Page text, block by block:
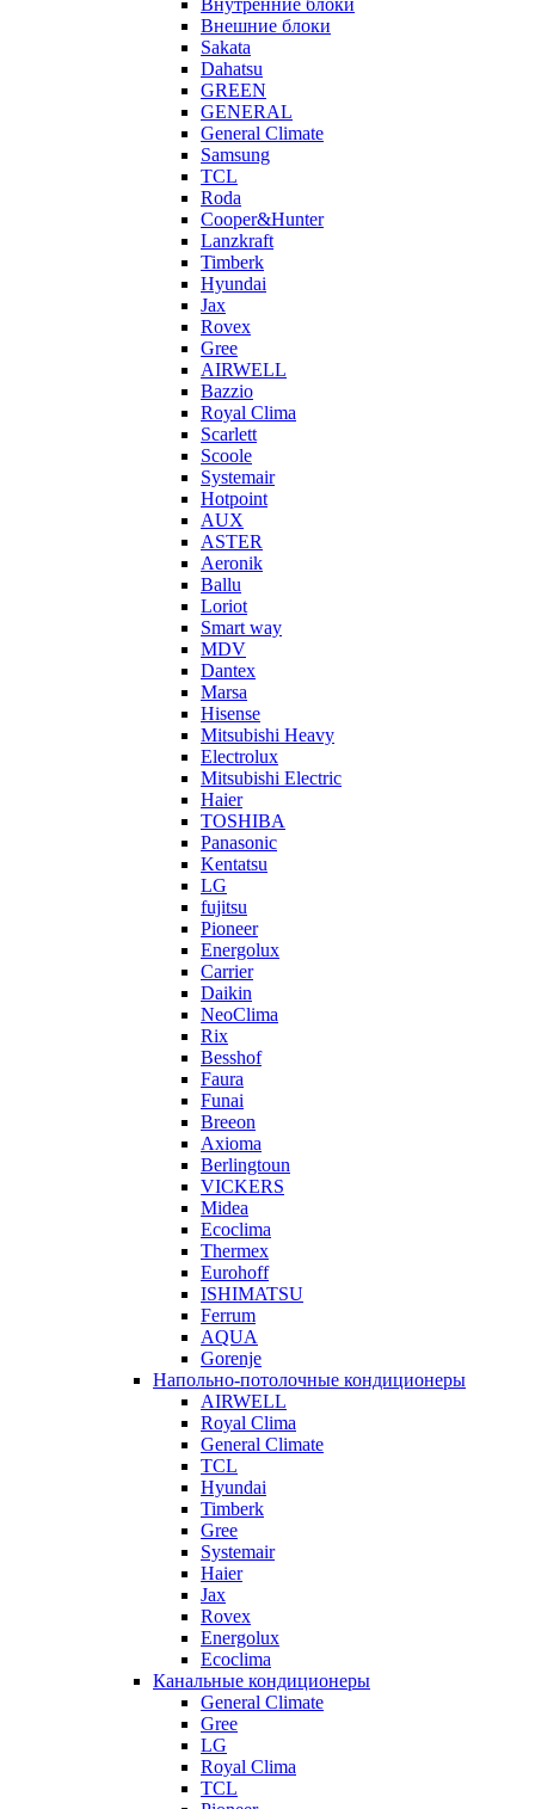
Внутренние блоки
Внешние блоки
Sakata
Dahatsu
GREEN
GENERAL
General Climate
Samsung
TCL
Roda
Cooper&Hunter
Lanzkraft
Timberk
Hyundai
Jax
Rovex
Gree
AIRWELL
Bazzio
Royal Clima
Scarlett
Scoole
Systemair
Hotpoint
AUX
ASTER
Aeronik
Ballu
Loriot
Smart way
MDV
Dantex
Marsa
Hisense
Mitsubishi Heavy
Electrolux
Mitsubishi Electric
Haier
TOSHIBA
Panasonic
Kentatsu
LG
fujitsu
Pioneer
Energolux
Carrier
Daikin
NeoClima
Rix
Besshof
Faura
Funai
Breeon
Axioma
Berlingtoun
VICKERS
Midea
Ecoclima
Thermex
Eurohoff
ISHIMATSU
Ferrum
AQUA
Gorenje
Напольно-потолочные кондиционеры
AIRWELL
Royal Clima
General Climate
TCL
Hyundai
Timberk
Gree
Systemair
Haier
Jax
Rovex
Energolux
Ecoclima
Канальные кондиционеры
General Climate
Gree
LG
Royal Clima
TCL